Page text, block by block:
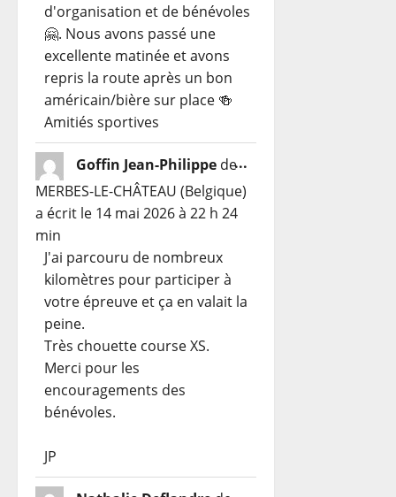
d'organisation et de bénévoles
🤗. Nous avons passé une
excellente matinée et avons
repris la route après un bon
américain/bière sur place 🍻
Amitiés sportives
Goffin Jean-Philippe de
MERBES-LE-CHÂTEAU (Belgique)
a écrit le 14 mai 2026à 22 h 24
min
J'ai parcouru de nombreux
kilomètres pour participer à
votre épreuve et ça en valait la
peine.
Très chouette course XS.
Merci pour les
encouragements des
bénévoles.
JP
...Ouvrir/Fermer